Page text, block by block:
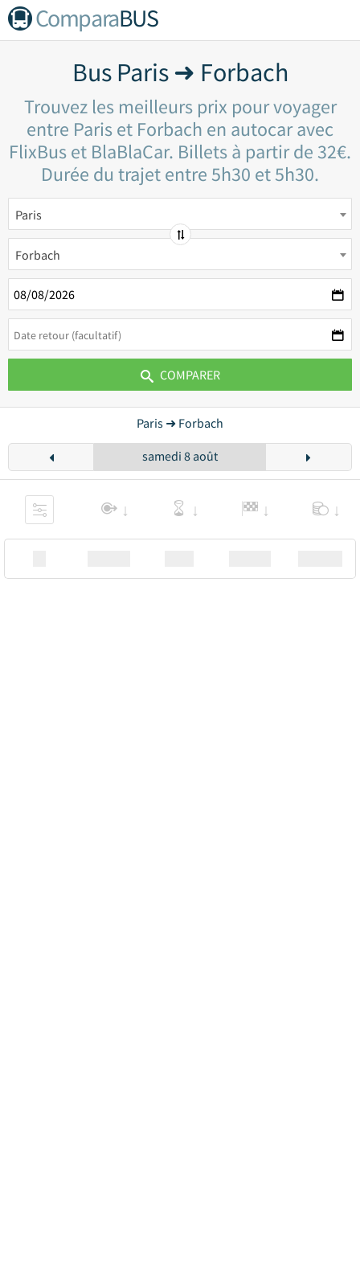
ComparaBUS
Bus Paris ➜ Forbach
Trouvez les meilleurs prix pour voyager
entre Paris et Forbach en autocar avec
FlixBus et BlaBlaCar. Billets à partir de 32€.
Durée du trajet entre 5h30 et 5h30.
Paris
Forbach
COMPARER
Paris ➜ Forbach
samedi 8 août